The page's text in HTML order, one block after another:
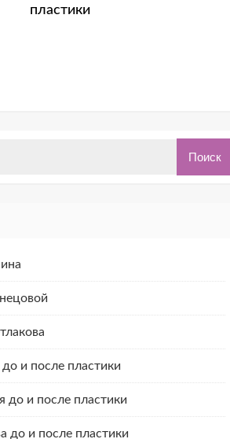
пластики
и после пластики
до и после пластики
до и после пластики